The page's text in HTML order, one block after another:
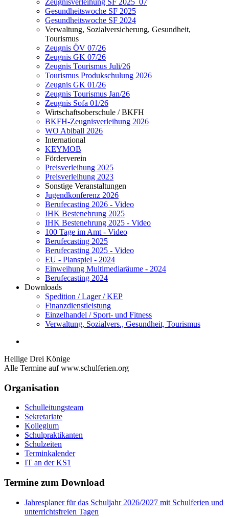
Zeugnisverleihung SF 2025_07
Gesundheitswoche SF 2025
Gesundheitswoche SF 2024
Verwaltung, Sozialversicherung, Gesundheit,
Tourismus
Zeugnis ÖV 07/26
Zeugnis GK 07/26
Zeugnis Tourismus Juli/26
Tourismus Produkschulung 2026
Zeugnis GK 01/26
Zeugnis Tourismus Jan/26
Zeugnis Sofa 01/26
Wirtschaftsoberschule / BKFH
BKFH-Zeugnisverleihung 2026
WO Abiball 2026
International
KEYMOB
Förderverein
Preisverleihung 2025
Preisverleihung 2023
Sonstige Veranstaltungen
Jugendkonferenz 2026
Berufecasting 2026 - Video
IHK Bestenehrung 2025
IHK Bestenehrung 2025 - Video
100 Tage im Amt - Video
Berufecasting 2025
Berufecasting 2025 - Video
EU - Planspiel - 2024
Einweihung Multimediaräume - 2024
Berufecasting 2024
Downloads
Spedition / Lager / KEP
Finanzdienstleistung
Einzelhandel / Sport- und Fitness
Verwaltung, Sozialvers., Gesundheit, Tourismus
Heilige Drei Könige
Alle Termine auf www.schulferien.org
Organisation
Schulleitungsteam
Sekretariate
Kollegium
Schulpraktikanten
Schulzeiten
Terminkalender
IT an der KS1
Termine zum Download
Jahresplaner für das Schuljahr 2026/2027 mit Schulferien und
unterrichtsfreien Tagen